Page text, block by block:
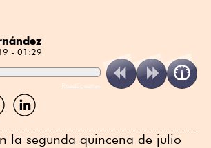
- 01:29
ReadSpeaker
Compartir
por
la segunda quincena de julio